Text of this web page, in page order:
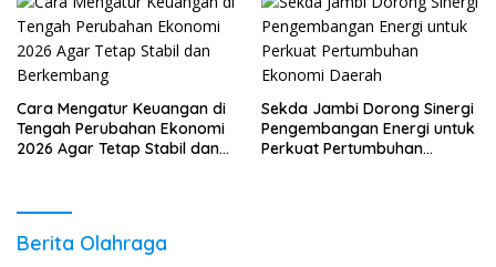
Cara Mengatur Keuangan di
Tengah Perubahan Ekonomi
2026 Agar Tetap Stabil dan
Sekda Jambi Dorong Sinergi
Pengembangan Energi untuk
Perkuat Pertumbuhan
Berita Olahraga